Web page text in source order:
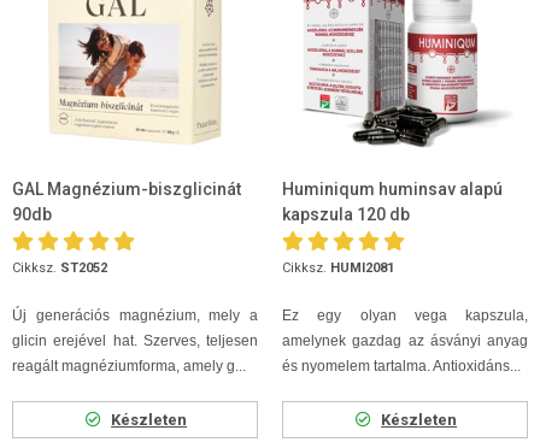
GAL Magnézium-biszglicinát
90db
Cikksz. ST2052
Új generációs magnézium, mely a
glicin erejével hat. Szerves, teljesen
reagált magnéziumforma, amely g...
Készleten
Huminiqum huminsav alapú
kapszula 120 db
Cikksz. HUMI2081
Ez egy olyan vega kapszula,
amelynek gazdag az ásványi anyag
és nyomelem tartalma. Antioxidáns...
Készleten